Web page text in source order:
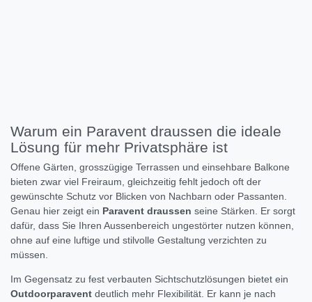
Warum ein Paravent draussen die ideale
Lösung für mehr Privatsphäre ist
Offene Gärten, grosszügige Terrassen und einsehbare Balkone
bieten zwar viel Freiraum, gleichzeitig fehlt jedoch oft der
gewünschte Schutz vor Blicken von Nachbarn oder Passanten.
Genau hier zeigt ein Paravent draussen seine Stärken. Er sorgt
dafür, dass Sie Ihren Aussenbereich ungestörter nutzen können,
ohne auf eine luftige und stilvolle Gestaltung verzichten zu
müssen.
Im Gegensatz zu fest verbauten Sichtschutzlösungen bietet ein
Outdoorparavent deutlich mehr Flexibilität. Er kann je nach